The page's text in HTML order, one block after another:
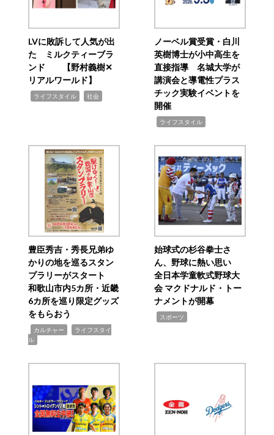
LVに敗訴して人気が出
た ミルクティーブラ
ンド 【野村義樹✕
リアルワールド】
ライフスタイル 社会
ノーベル賞受賞・白川
英樹博士が小中高生を
直接指導 名城大学が
講演会と導電性プラス
チック実験イベントを
開催
ライフスタイル
豊臣秀吉・秀長兄弟ゆ
かりの地を巡るスタン
プラリーがスタート
和歌山市内5カ所・近畿
6カ所を巡り限定グッズ
をもらおう
カルチャー
ライフスタイ
ル
始球式の杉谷拳士さ
ん、野球に熱い思い
全日本学童軟式野球大
会 マクドナルド・トー
ナメントが開幕
スポーツ